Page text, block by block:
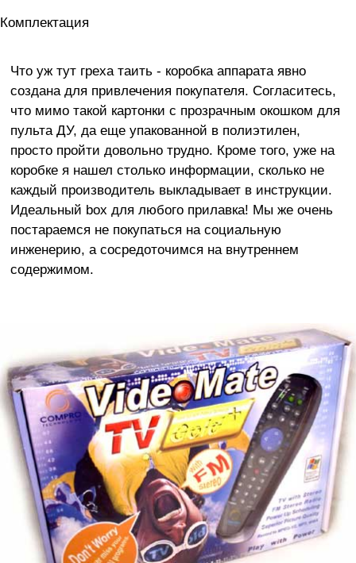
Комплектация
Что уж тут греха таить - коробка аппарата явно
создана для привлечения покупателя. Согласитесь,
что мимо такой картонки с прозрачным окошком для
пульта ДУ, да еще упакованной в полиэтилен,
просто пройти довольно трудно. Кроме того, уже на
коробке я нашел столько информации, сколько не
каждый производитель выкладывает в инструкции.
Идеальный box для любого прилавка! Мы же очень
постараемся не покупаться на социальную
инженерию, а сосредоточимся на внутреннем
содержимом.